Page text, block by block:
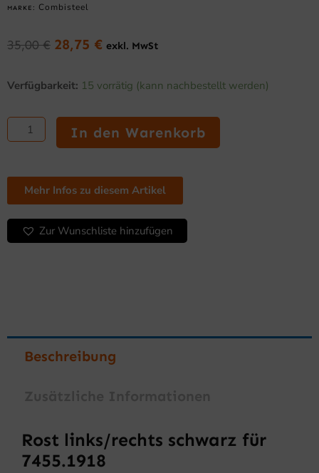
MARKE: Combisteel
35,00€ Ursprünglicher
war:
28,75 € Aktueller
ist:
28,75 €.
exkl. MwSt
Verfügbarkeit: 15 vorrätig (kann nachbestellt werden)
links/rechts
für
7455.1918
In den Warenkorb
Mehr Infos zu diesem Artikel
Zur Wunschliste hinzufügen
Beschreibung
Rost links/rechts schwarz für
7455.1918